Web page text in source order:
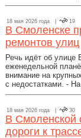
18 мая 2026 года | 19
В Смоленске
ремонтов улиц
Речь идёт об улице
еженедельной
внимание на
с недостатками. -
18 мая 2026 года | 30
В Смоленской
дороги к